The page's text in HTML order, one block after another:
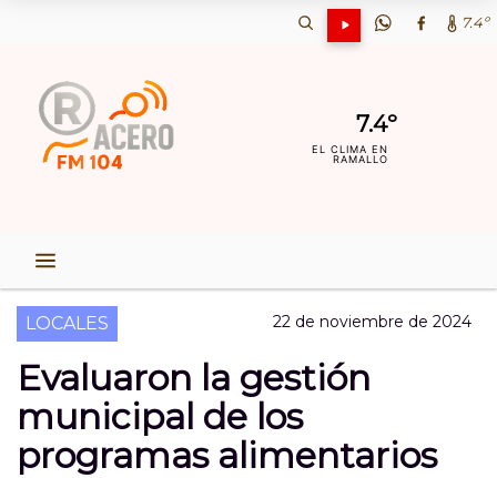
7.4º
7.4º
EL CLIMA EN
RAMALLO
LOCALES 22 de noviembre de 2024
Evaluaron la gestión
municipal de los
programas alimentarios